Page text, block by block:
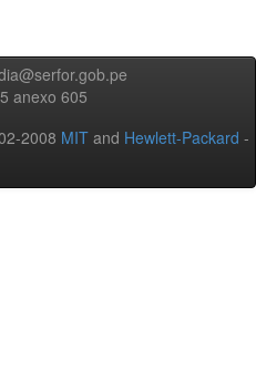
anexo 605
2008 MIT and Hewlett-Packard -